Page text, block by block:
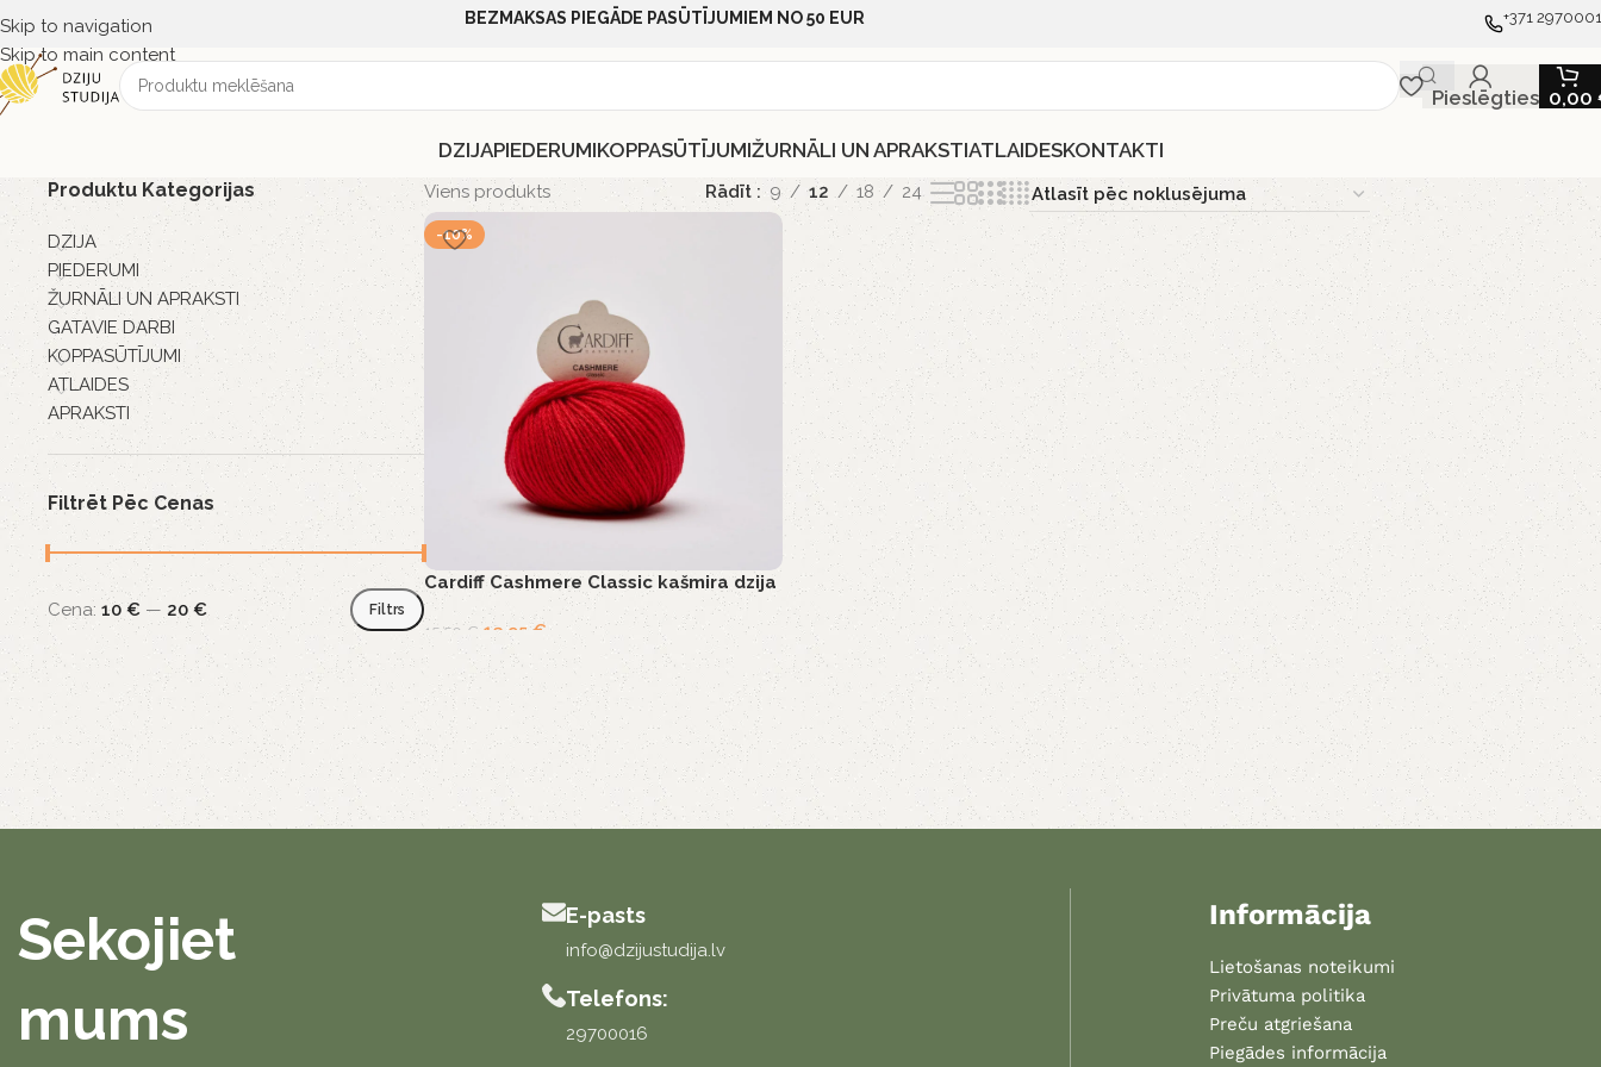
Skip to navigation
Skip to main content
BEZMAKSAS PIEGĀDE PASŪTĪJUMIEM NO 50 EUR +371
Pieslēgties 0,00
DZIJAPIEDERUMIKOPPASŪTĪJUMIŽURNĀLI UN APRAKSTIATLAIDESKONTAKTI
Produktu Kategorijas
DZIJA
PIEDERUMI
ŽURNĀLI UN APRAKSTI
GATAVIE DARBI
KOPPASŪTĪJUMI
ATLAIDES
APRAKSTI
Filtrēt Pēc Cenas
Filtrs
Cena: 10 € — 20 €
Viens produkts Rādīt 9 12 18 24
-10%
Cardiff Cashmere Classic kašmira dzija
15,50€ 13,95€
Sekojiet
mums
E-pasts
info@dzijustudija.lv
Telefons:
29700016
Informācija
Lietošanas noteikumi
Privātuma politika
Preču atgriešana
Piegādes informācija